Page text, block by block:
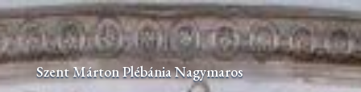
Szent Márton Plébánia Nagymaros